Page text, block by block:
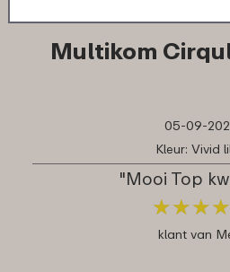
Wat anderen
Multikom
05-09-
Kleur: Vivid
"Mooi Top
★★★★
★★★★
klant van